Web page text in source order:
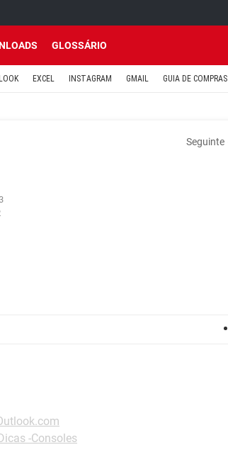
GLOSSÁRIO
EXCEL INSTAGRAM GMAIL GUIA DE COMPRAS
Seguinte
-Consoles